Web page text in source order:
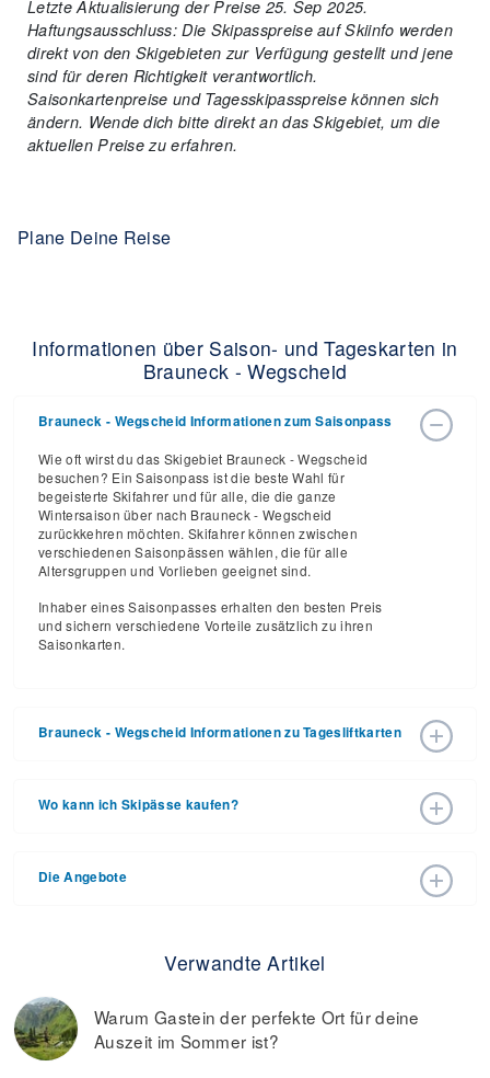
Letzte Aktualisierung der Preise 25. Sep 2025.
Haftungsausschluss: Die Skipasspreise auf Skiinfo werden
direkt von den Skigebieten zur Verfügung gestellt und jene
sind für deren Richtigkeit verantwortlich.
Saisonkartenpreise und Tagesskipasspreise können sich
ändern. Wende dich bitte direkt an das Skigebiet, um die
aktuellen Preise zu erfahren.
Plane Deine Reise
Informationen über Saison- und Tageskarten in
Brauneck - Wegscheid
Brauneck - Wegscheid Informationen zum Saisonpass
Wie oft wirst du das Skigebiet Brauneck - Wegscheid
besuchen? Ein Saisonpass ist die beste Wahl für
begeisterte Skifahrer und für alle, die die ganze
Wintersaison über nach Brauneck - Wegscheid
zurückkehren möchten. Skifahrer können zwischen
verschiedenen Saisonpässen wählen, die für alle
Altersgruppen und Vorlieben geeignet sind.
Inhaber eines Saisonpasses erhalten den besten Preis
und sichern verschiedene Vorteile zusätzlich zu ihren
Saisonkarten.
Brauneck - Wegscheid Informationen zu Tagesliftkarten
und Schließungsdatum 28. Mär 2027 bekannt gegeben.
Die Tagesskipässe für die Skisaison 2026 – 2027 variieren
Wo kann ich Skipässe kaufen?
werden. Für ausführliche Informationen rufen Sie bitte +49
Die Angebote
zu suchen, einschließlich Einzelhandels-, Unterkunfts- und
Verwandte Artikel
Warum Gastein der perfekte Ort für deine
Auszeit im Sommer ist?